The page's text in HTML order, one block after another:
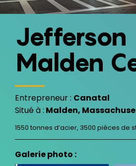
Jefferson
Malden
Entrepreneur : Canatal
Situé à : Malden,
1550 tonnes d’acier, 3500 pièces de
Galerie photo :